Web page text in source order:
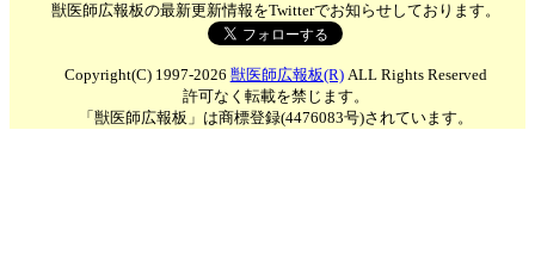
獣医師広報板の最新更新情報をTwitterでお知らせしております。
Copyright(C) 1997-2026 獣医師広報板(R)ALL Rights Reserved
許可なく転載を禁じます。
「獣医師広報板」は商標登録(4476083号)されています。